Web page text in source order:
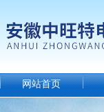
网站首页